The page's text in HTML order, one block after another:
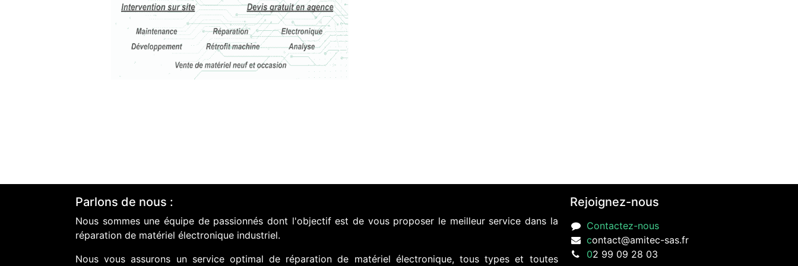
Parlons de nous :
Nous sommes une équipe de passionnés dont l'objectif est de vous proposer le meilleur service dans la
réparation de matériel électronique industriel.
Nous vous assurons un service optimal de réparation de matériel électronique, tous types et toutes
Rejoignez-nous
Contactez-nous
contact@amitec-sas.fr
02 99 09 28 03